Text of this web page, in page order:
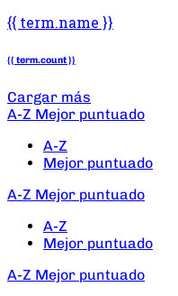
{{ term.name }}
{{ term.count }}
Cargar más
A-Z Mejor puntuado
A-Z
Mejor puntuado
A-Z Mejor puntuado
A-Z
Mejor puntuado
A-Z Mejor puntuado